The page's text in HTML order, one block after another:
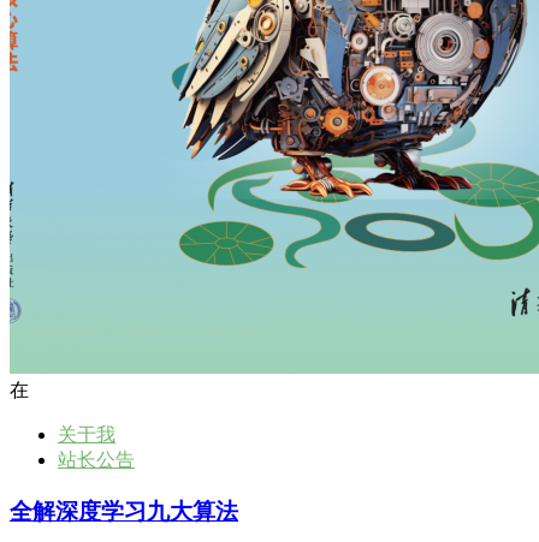
在
关于我
站长公告
全解深度学习九大算法